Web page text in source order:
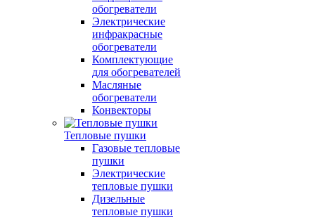
обогреватели
Электрические
инфракрасные
обогреватели
Комплектующие
для обогревателей
Масляные
обогреватели
Конвекторы
Тепловые пушки
Газовые тепловые
пушки
Электрические
тепловые пушки
Дизельные
тепловые пушки